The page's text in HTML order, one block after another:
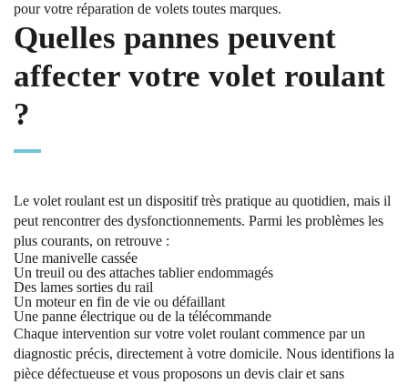
pour votre réparation de volets toutes marques.
Quelles pannes peuvent
affecter votre volet roulant
?
Le volet roulant est un dispositif très pratique au quotidien, mais il
peut rencontrer des dysfonctionnements. Parmi les problèmes les
plus courants, on retrouve :
Une manivelle cassée
Un treuil ou des attaches tablier endommagés
Des lames sorties du rail
Un moteur en fin de vie ou défaillant
Une panne électrique ou de la télécommande
Chaque intervention sur votre volet roulant commence par un
diagnostic précis, directement à votre domicile. Nous identifions la
pièce défectueuse et vous proposons un devis clair et sans